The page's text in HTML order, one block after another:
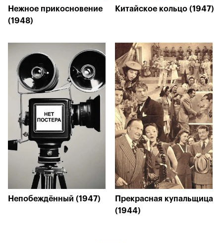
Нежное прикосновение
(1948)
Китайское кольцо (1947)
Непобеждённый (1947)
Прекрасная купальщица
(1944)